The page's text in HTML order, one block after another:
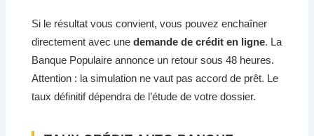
Si le résultat vous convient, vous pouvez enchaîner
directement avec unedemande de crédit en ligne. La
Banque Populaire annonce un retour sous 48 heures.
Attention : la simulation ne vaut pas accord de prêt. Le
taux définitif dépendra de l’étude de votre dossier.